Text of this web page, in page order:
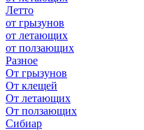
Летто
от грызунов
от летающих
от ползающих
Разное
От грызунов
От клещей
От летающих
От ползающих
Сибиар